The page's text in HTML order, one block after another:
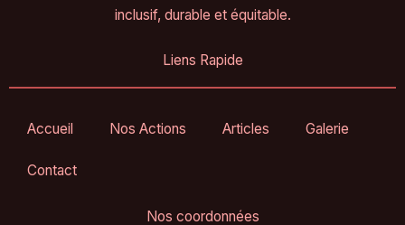
inclusif, durable et équitable.
Liens Rapide
Accueil Nos Actions Articles Galerie
Contact
Nos coordonnées